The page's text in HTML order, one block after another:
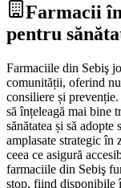
Farmacii
pentru
Farmaciile din Sebiş
comunității, oferind
consiliere și
să înțeleagă mai bine
sănătatea și să
amplasate strategic în
ceea ce asigură
farmaciile din Sebiş
stop, fiind disponibile